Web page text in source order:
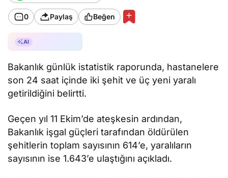
0 Paylaş Beğen
AI
Bakanlık günlük istatistik raporunda, hastanelere
son 24 saat içinde iki şehit ve üç yeni yaralı
getirildiğini belirtti.
Geçen yıl 11 Ekim’de ateşkesin ardından,
Bakanlık işgal güçleri tarafından öldürülen
şehitlerin toplam sayısının 614’e, yaralıların
sayısının ise 1.643’e ulaştığını açıkladı.